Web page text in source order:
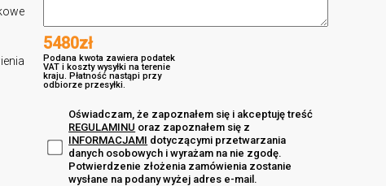
5480zł
Podana kwota zawiera podatek
VAT i koszty wysyłki na terenie
kraju. Płatność nastąpi przy
odbiorze przesyłki.
Oświadczam, że zapoznałem się i akceptuję treść
REGULAMINU oraz zapoznałem się z
INFORMACJAMI dotyczącymi przetwarzania
danych osobowych i wyrażam na nie zgodę.
Potwierdzenie złożenia zamówienia zostanie
wysłane na podany wyżej adres e-mail.